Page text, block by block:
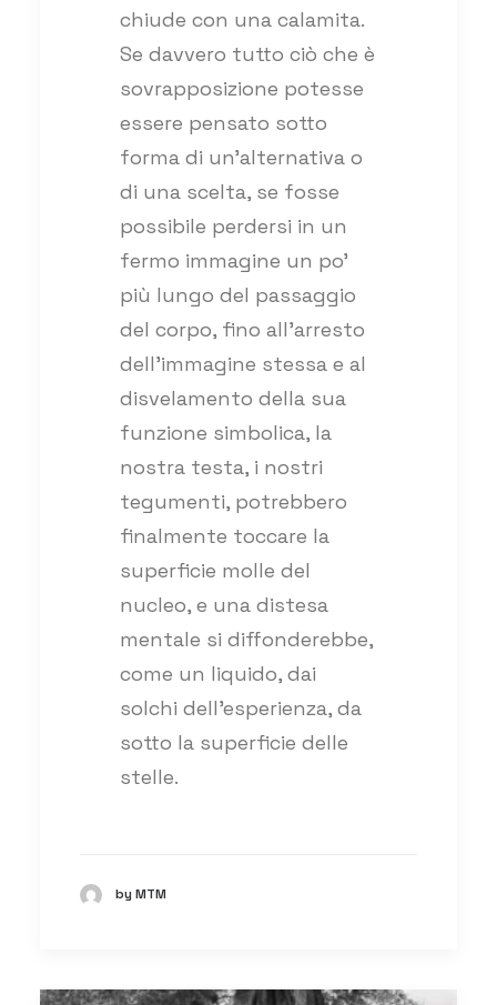
chiude con una calamita.
Se davvero tutto ciò che è
sovrapposizione potesse
essere pensato sotto
forma di un’alternativa o
di una scelta, se fosse
possibile perdersi in un
fermo immagine un po’
più lungo del passaggio
del corpo, fino all’arresto
dell’immagine stessa e al
disvelamento della sua
funzione simbolica, la
nostra testa, i nostri
tegumenti, potrebbero
finalmente toccare la
superficie molle del
nucleo, e una distesa
mentale si diffonderebbe,
come un liquido, dai
solchi dell’esperienza, da
sotto la superficie delle
stelle.
by MTM